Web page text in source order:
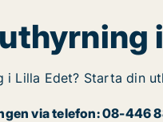
i Lilla Edet? Starta din
via telefon: 08-446